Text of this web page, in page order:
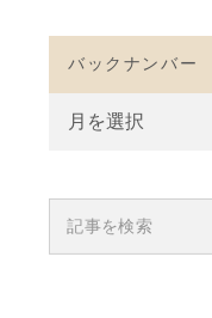
バックナンバー